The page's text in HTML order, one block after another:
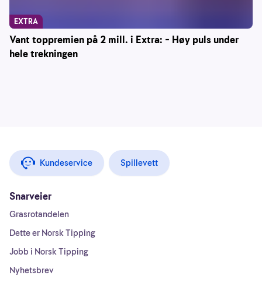
Vant toppremien på 2 mill. i Extra: – Høy puls under
hele trekningen
EXTRA
Kundeservice Spillevett
Snarveier
Grasrotandelen
Dette er Norsk Tipping
Jobb i Norsk Tipping
Nyhetsbrev